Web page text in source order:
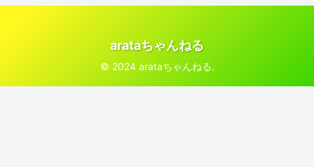
arataちゃんねる
© 2024 arataちゃんねる.